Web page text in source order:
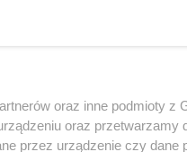
oraz inne podmioty z
oraz przetwarzamy
przez urządzenie czy dane